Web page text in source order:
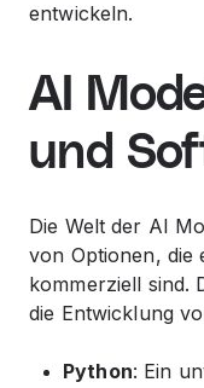
entwickeln.
AI
und
Die Welt der AI
von Optionen, die
kommerziell sind.
die Entwicklung
Python: Ein